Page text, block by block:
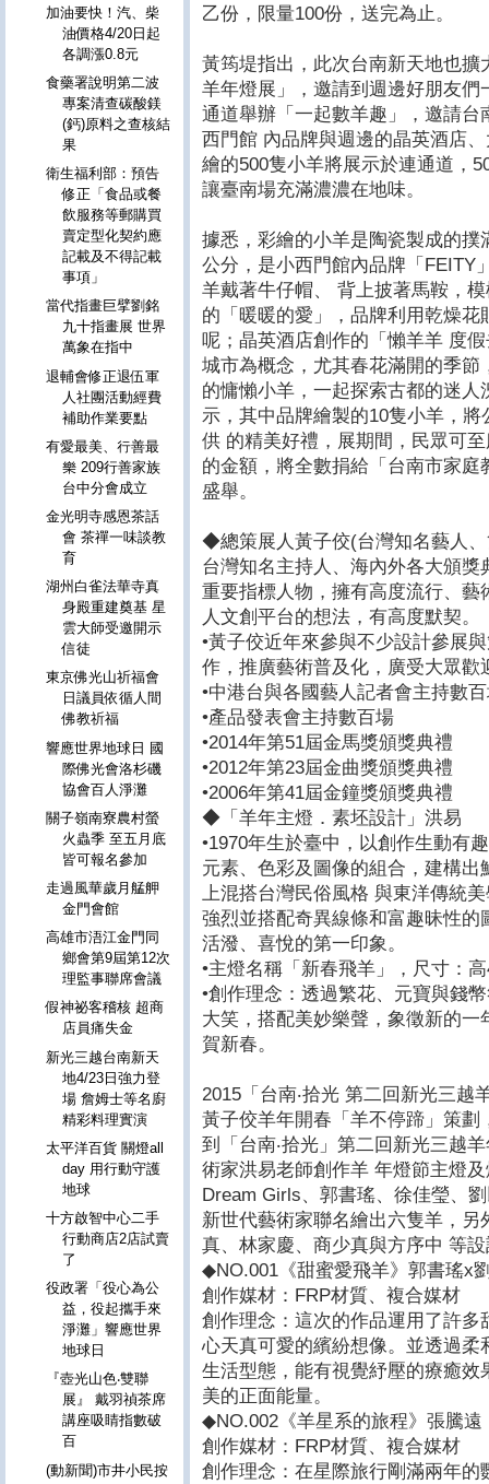
乙份，限量100份，送完為止。
黃筠堤指出，此次台南新天地也擴
羊年燈展」，邀請到週邊好朋友
通道舉辦「一起數羊趣」，邀請
西門館 內品牌與週邊的晶英酒店
繪的500隻小羊將展示於連通道，
讓臺南場充滿濃濃在地味。
據悉，彩繪的小羊是陶瓷製成的
公分，是小西門館內品牌「FEITY
羊戴著牛仔帽、 背上披著馬鞍，
的「暖暖的愛」，品牌利用乾燥
呢；晶英酒店創作的「懶羊羊 度
城市為概念，尤其春花滿開的季節
的慵懶小羊，一起探索古都的迷
示，其中品牌繪製的10隻小羊，
供 的精美好禮，展期間，民眾可
的金額，將全數捐給「台南市家
盛舉。
◆總策展人黃子佼(台灣知名藝人
台灣知名主持人、海內外各大頒
重要指標人物，擁有高度流行、
人文創平台的想法，有高度默契。
•黃子佼近年來參與不少設計參展
作，推廣藝術普及化，廣受大眾歡
•中港台與各國藝人記者會主持數
•產品發表會主持數百場
•2014年第51屆金馬獎頒獎典禮
•2012年第23屆金曲獎頒獎典禮
•2006年第41屆金鐘獎頒獎典禮
◆「羊年主燈．素坯設計」洪易
•1970年生於臺中，以創作生動有
元素、色彩及圖像的組合，建構
上混搭台灣民俗風格 與東洋傳統
強烈並搭配奇異線條和富趣昧性
活潑、喜悅的第一印象。
•主燈名稱「新春飛羊」，尺寸：
•創作理念：透過繁花、元寶與錢
大笑，搭配美妙樂聲，象徵新的
賀新春。
2015「台南‧拾光 第二回新光三越
黃子佼羊年開春「羊不停蹄」策劃
到「台南‧拾光」第二回新光三越
術家洪易老師創作羊 年燈節主燈
Dream Girls、郭書瑤、徐佳瑩、
新世代藝術家聯名繪出六隻羊，
真、林家慶、商少真與方序中 等
◆NO.001《甜蜜愛飛羊》郭書瑤x
創作媒材：FRP材質、複合媒材
創作理念：這次的作品運用了許
心天真可愛的繽紛想像。並透過
生活型態，能有視覺紓壓的療癒
美的正面能量。
◆NO.002《羊星系的旅程》張騰遠
創作媒材：FRP材質、複合媒材
創作理念：在星際旅行剛滿兩年
加油要快！汽、柴
油價格4/20日起
各調漲0.8元
食藥署說明第二波
專案清查碳酸鎂
(鈣)原料之查核結
果
衛生福利部：預告
修正「食品或餐
飲服務等郵購買
賣定型化契約應
記載及不得記載
事項」
當代指畫巨擘劉銘
九十指畫展 世界
萬象在指中
退輔會修正退伍軍
人社團活動經費
補助作業要點
有愛最美、行善最
樂 209行善家族
台中分會成立
金光明寺感恩茶話
會 茶禪一味談教
育
湖州白雀法華寺真
身殿重建奠基 星
雲大師受邀開示
信徒
東京佛光山祈福會
日議員依循人間
佛教祈福
響應世界地球日 國
際佛光會洛杉磯
協會百人淨灘
關子嶺南寮農村螢
火蟲季 至五月底
皆可報名參加
走過風華歲月艋舺
金門會館
高雄市浯江金門同
鄉會第9屆第12次
理監事聯席會議
假神祕客稽核 超商
店員痛失金
新光三越台南新天
地4/23日強力登
場 詹姆士等名廚
精彩料理實演
太平洋百貨 關燈all
day 用行動守護
地球
十方啟智中心二手
行動商店2店試賣
了
役政署「役心為公
益，役起攜手來
淨灘」響應世界
地球日
『壺光山色‧雙聯
展』 戴羽禎茶席
講座吸睛指數破
百
(動新聞)市井小民按